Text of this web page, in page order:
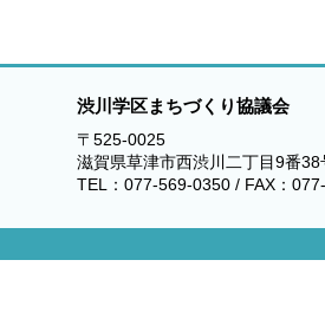
渋川学区まちづくり協議会
〒525-0025
滋賀県草津市西渋川二丁目9番38
TEL：077-569-0350 / FAX：